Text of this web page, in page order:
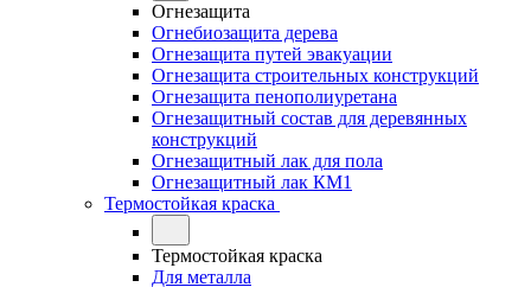
Огнезащита
Огнебиозащита дерева
Огнезащита путей эвакуации
Огнезащита строительных конструкций
Огнезащита пенополиуретана
Огнезащитный состав для деревянных
конструкций
Огнезащитный лак для пола
Огнезащитный лак КМ1
Термостойкая краска
Термостойкая краска
Для металла